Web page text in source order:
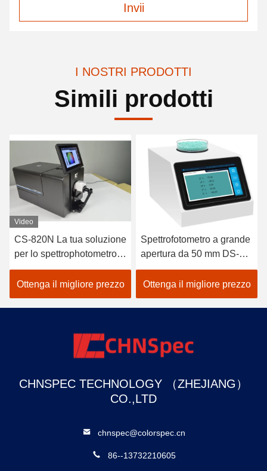
Invii
I NOSTRI PRODOTTI
Simili prodotti
Spettrofotometro a grande
apertura da 50 mm DS-
807
Ottenga il migliore prezzo
Spectrofotometro della
serie DS-87CG
Misurazione integrata del
colore e della lucentezza
Ottenga il migliore prezzo
CHNSPEC TECHNOLOGY （ZHEJIANG）
CO.,LTD
chnspec@colorspec.cn
86--13732210605